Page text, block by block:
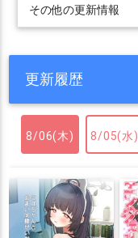
その他の更新情報
更新履歴
8/06(木) 8/05(水)